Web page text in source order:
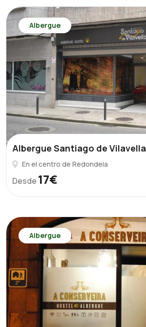
Albergue
Albergue Santiago de Vilavella
En el centro de Redondela
Desde 17€
Albergue